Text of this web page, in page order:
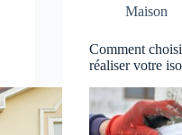
Maison
Comment
réaliser votre